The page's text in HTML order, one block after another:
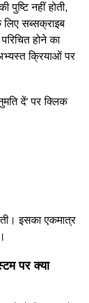
नहीं होती,
लिए सब्सक्राइब
होने का
क्रियाओं पर
दें' पर क्लिक
इसका एकमात्र
पर क्या